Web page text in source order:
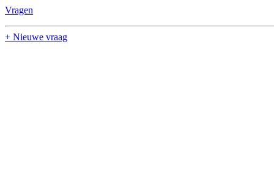
Vragen
+ Nieuwe vraag